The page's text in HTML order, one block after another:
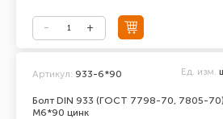
Болт DIN 933 (ГОСТ 7798-70, 7805-70)
М6*90 цинк
Артикул: 933-6*90 Ед. изм.